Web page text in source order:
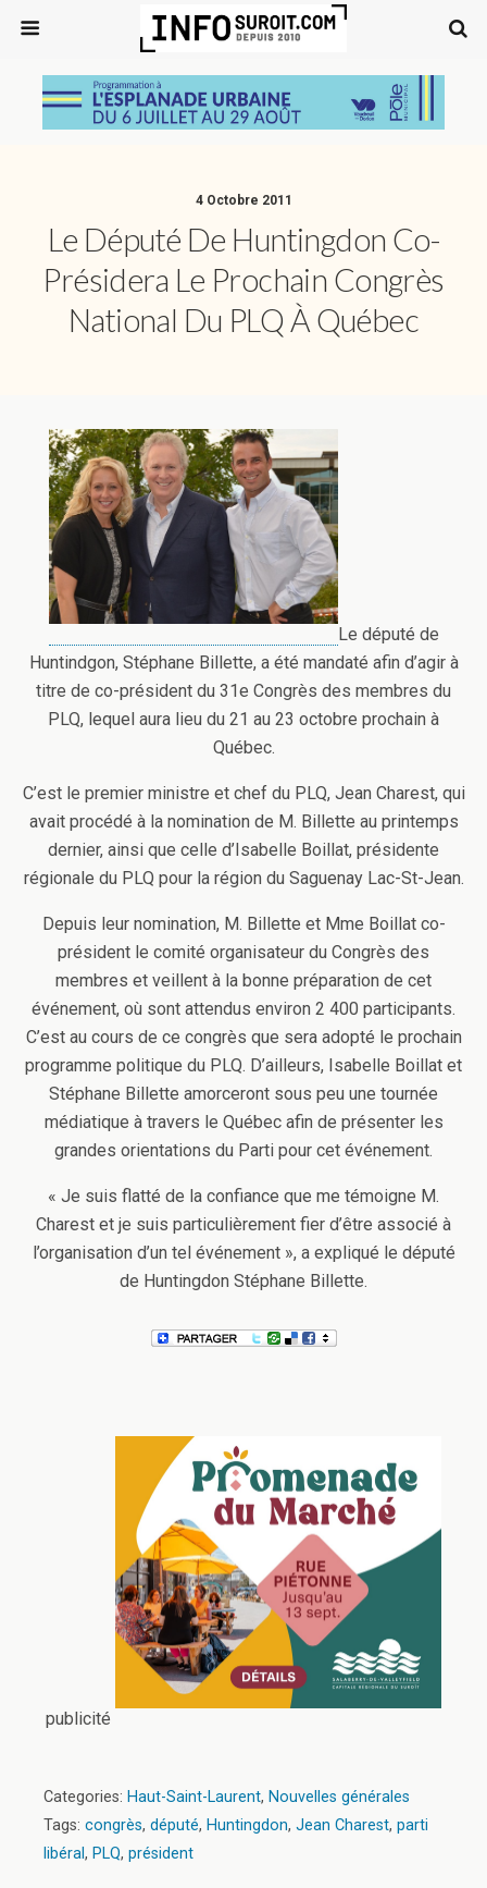
4 Octobre 2011
Le Député De Huntingdon Co-
Présidera Le Prochain Congrès
National Du PLQ À Québec
Le député de
Huntindgon, Stéphane Billette, a été mandaté afin d’agir à
titre de co-président du 31e Congrès des membres du
PLQ, lequel aura lieu du 21 au 23 octobre prochain à
Québec.
C’est le premier ministre et chef du PLQ, Jean Charest, qui
avait procédé à la nomination de M. Billette au printemps
dernier, ainsi que celle d’Isabelle Boillat, présidente
régionale du PLQ pour la région du Saguenay Lac-St-Jean.
Depuis leur nomination, M. Billette et Mme Boillat co-
président le comité organisateur du Congrès des
membres et veillent à la bonne préparation de cet
événement, où sont attendus environ 2 400 participants.
C’est au cours de ce congrès que sera adopté le prochain
programme politique du PLQ. D’ailleurs, Isabelle Boillat et
Stéphane Billette amorceront sous peu une tournée
médiatique à travers le Québec afin de présenter les
grandes orientations du Parti pour cet événement.
« Je suis flatté de la confiance que me témoigne M.
Charest et je suis particulièrement fier d’être associé à
l’organisation d’un tel événement », a expliqué le député
de Huntingdon Stéphane Billette.
publicité
Categories: Haut-Saint-Laurent, Nouvelles générales
Tags: congrès, député, Huntingdon, Jean Charest, parti
libéral, PLQ, président